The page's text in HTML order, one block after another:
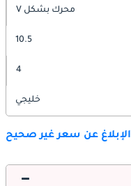
محرك بشكل V
10.5
4
خليجي
الإبلاغ عن سعر غير صحيح